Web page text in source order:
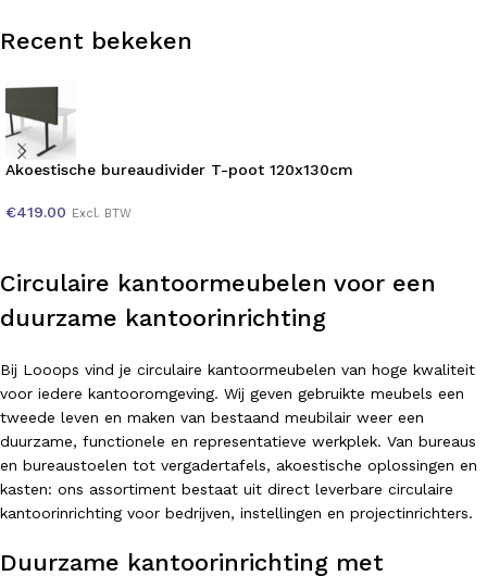
Recent bekeken
Akoestische bureaudivider T-poot 120x130cm
€419.00 Excl. BTW
Circulaire kantoormeubelen voor een
duurzame kantoorinrichting
Bij Looops vind je circulaire kantoormeubelen van hoge kwaliteit
voor iedere kantooromgeving. Wij geven gebruikte meubels een
tweede leven en maken van bestaand meubilair weer een
duurzame, functionele en representatieve werkplek. Van bureaus
en bureaustoelen tot vergadertafels, akoestische oplossingen en
kasten: ons assortiment bestaat uit direct leverbare circulaire
kantoorinrichting voor bedrijven, instellingen en projectinrichters.
Duurzame kantoorinrichting met